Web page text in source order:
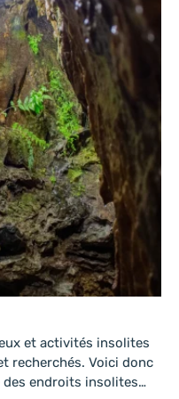
et activités insolites
recherchés. Voici donc
des endroits insolites